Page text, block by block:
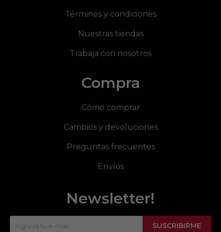
Términos y condiciones
Nuestras tiendas
Trabaja con nosotros
Compra
Cómo comprar
Cambios y devoluciones
Preguntas frecuentes
Envíos
Newsletter!
SUSCRIBIRME